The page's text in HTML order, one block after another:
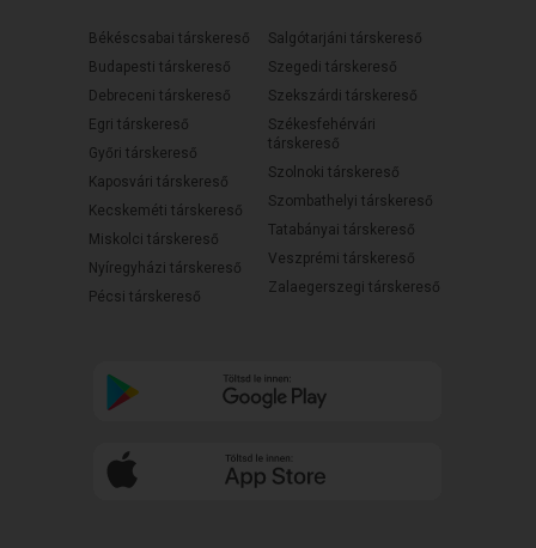
Békéscsabai társkereső
Budapesti társkereső
Debreceni társkereső
Egri társkereső
Győri társkereső
Kaposvári társkereső
Kecskeméti társkereső
Miskolci társkereső
Nyíregyházi társkereső
Pécsi társkereső
Salgótarjáni társkereső
Szegedi társkereső
Szekszárdi társkereső
Székesfehérvári
társkereső
Szolnoki társkereső
Szombathelyi társkereső
Tatabányai társkereső
Veszprémi társkereső
Zalaegerszegi társkereső